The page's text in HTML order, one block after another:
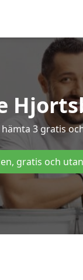
3 gratis
gratis och